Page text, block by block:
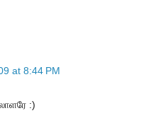
at 8:44 PM
:)